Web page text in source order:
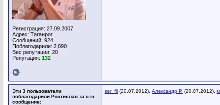
Регистрация: 27.09.2007
Адрес: Таганрог
Сообщений: 924
Поблагодарили: 2,890
Вес репутации: 20
Репутация: 132
Эти 3 пользователи
поблагодарили Ростислав за это
сообщение:
ser_fil (20.07.2012), Александр Р. (20.07.2012),